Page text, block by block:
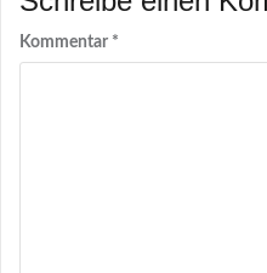
Kommentar *